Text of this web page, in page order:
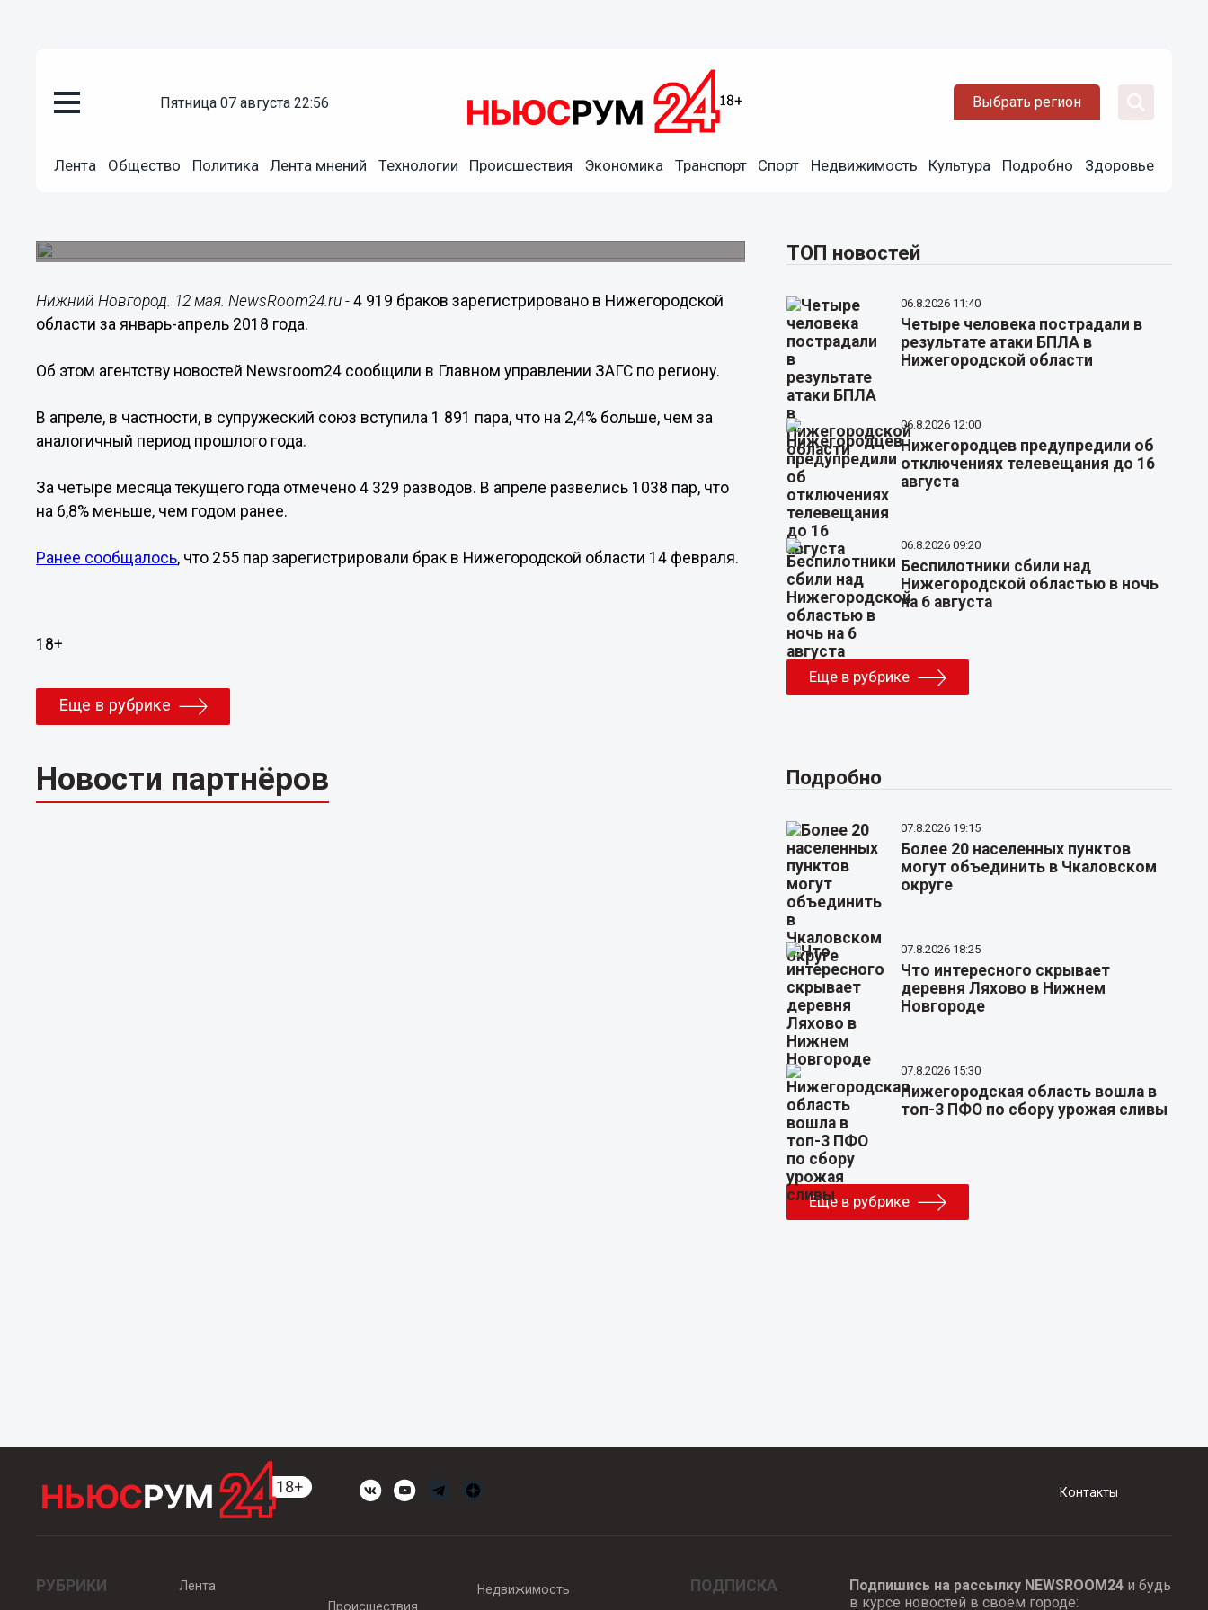
пятница 07 августа 22:56 Выбрать регион
Лента Общество Политика Лента мнений Технологии Происшествия Экономика Транспорт Спорт Недвижимость Культура Подробно Здоровье
Около пяти тысяч браков зарегистрировано с начала года в
Нижний Новгород. 12 мая. NewsRoom24.ru -4 919 браков зарегистрировано в Нижегородской
области за январь-апрель 2018 года.
Об этом агентству новостей Newsroom24 сообщили в Главном управлении ЗАГС по региону.
В апреле, в частности, в супружеский союз вступила 1 891 пара, что на 2,4% больше, чем за
аналогичный период прошлого года.
За четыре месяца текущего года отмечено 4 329 разводов. В апреле развелись 1038 пар, что
на 6,8% меньше, чем годом ранее.
Ранее сообщалось, что 255 пар зарегистрировали брак в Нижегородской области 14 февраля.
18+
Еще в рубрике
Новости партнёров
ТОП новостей
06.8.2026 11:40
Четыре человека пострадали в
результате атаки БПЛА в
Нижегородской области
06.8.2026 12:00
Нижегородцев предупредили об
отключениях телевещания до 16
августа
06.8.2026 09:20
Беспилотники сбили над
Нижегородской областью в ночь
на 6 августа
Еще в рубрике
Подробно
07.8.2026 19:15
Более 20 населенных пунктов
могут объединить в Чкаловском
округе
07.8.2026 18:25
Что интересного скрывает
деревня Ляхово в Нижнем
Новгороде
07.8.2026 15:30
Нижегородская область вошла в
топ-3 ПФО по сбору урожая сливы
Еще в рубрике
Контакты
РУБРИКИ
Лента
Происшествия
Недвижимость ПОДПИСКА Подпишись на рассылку NEWSROOM24и будь
в курсе новостей в своём городе: